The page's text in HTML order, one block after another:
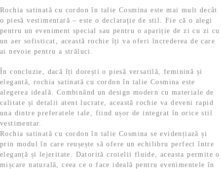
Rochia satinată cu cordon în talie Cosmina este mai mult decât
o piesă vestimentară – este o declarație de stil. Fie că o alegi
pentru un eveniment special sau pentru o apariție de zi cu zi cu
un aer sofisticat, această rochie îți va oferi încrederea de care
ai nevoie pentru a străluci.
În concluzie, dacă îți dorești o piesă versatilă, feminină și
elegantă, rochia satinată cu cordon în talie Cosmina este
alegerea ideală. Combinând un design modern cu materiale de
calitate și detalii atent lucrate, această rochie va deveni rapid
una dintre preferatele tale, fiind ușor de integrat în orice stil
vestimentar.
Rochia satinată cu cordon în talie Cosmina se evidențiază și
prin modul în care reușește să ofere un echilibru perfect între
eleganță și lejeritate. Datorită croielii fluide, aceasta permite o
mișcare naturală, ceea ce o face ideală pentru evenimentele în